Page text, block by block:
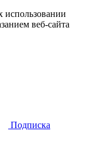
использовании
веб-сайта
Подписка